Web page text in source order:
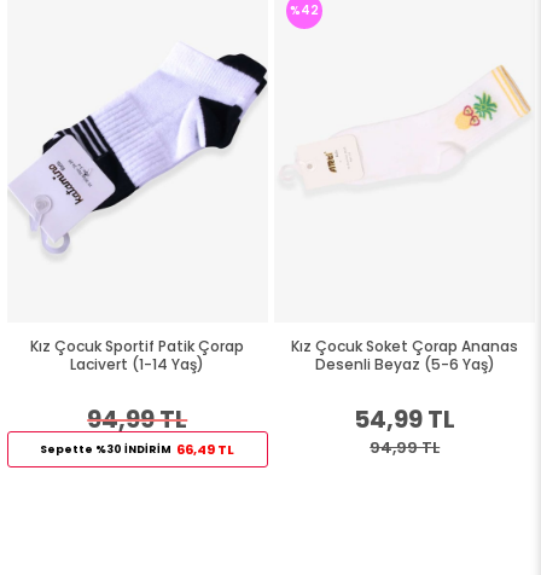
Kız Çocuk Sportif Patik Çorap
Lacivert (1-14 Yaş)
94,99 TL
Sepette %30 İNDİRİM 66,49 TL
Kız Çocuk Soket Çorap Ananas
Desenli Beyaz (5-6 Yaş)
54,99 TL
94,99 TL
%42